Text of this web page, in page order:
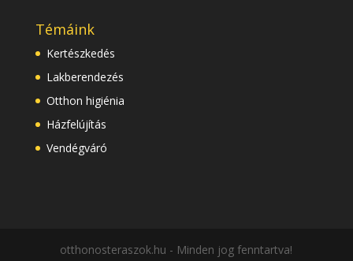
Témáink
Kertészkedés
Lakberendezés
Otthon higiénia
Házfelújítás
Vendégváró
otthonosteraszok.hu - Minden jog fenntartva!